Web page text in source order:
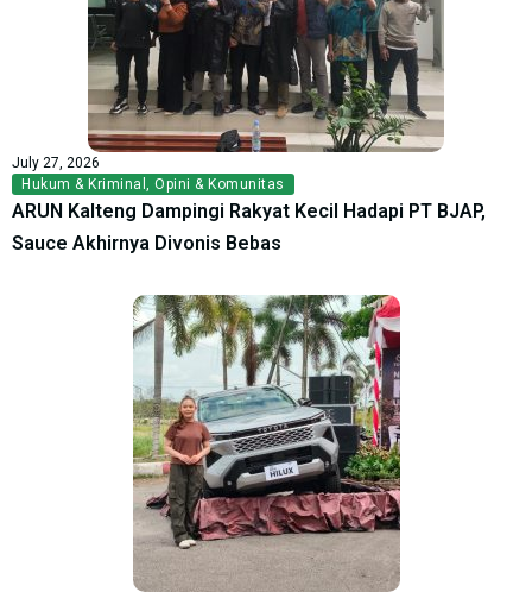
July 27, 2026
Hukum & Kriminal , Opini & Komunitas
ARUN Kalteng Dampingi Rakyat Kecil Hadapi PT BJAP,
Sauce Akhirnya Divonis Bebas